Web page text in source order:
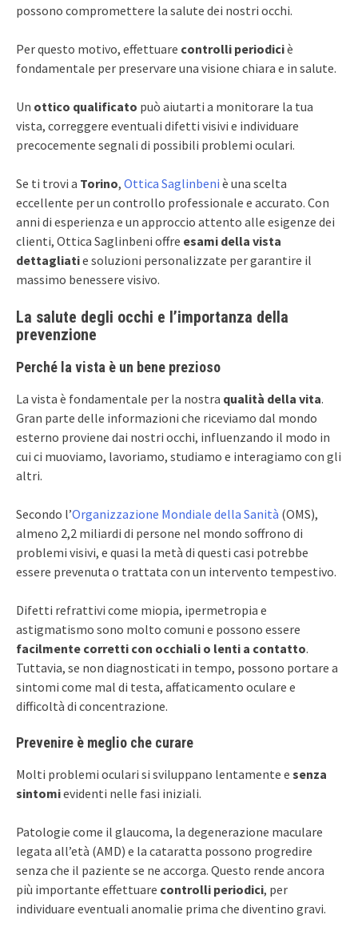
possono compromettere la salute dei nostri occhi.
Per questo motivo, effettuare controlli periodiciè
fondamentale per preservare una visione chiara e in salute.
Un ottico qualificato può aiutarti a monitorare la tua
vista, correggere eventuali difetti visivi e individuare
precocemente segnali di possibili problemi oculari.
Se ti trovi a Torino, Ottica Saglinbeni è una scelta
eccellente per un controllo professionale e accurato. Con
anni di esperienza e un approccio attento alle esigenze dei
clienti, Ottica Saglinbeni offre esami della vista
dettagliatie soluzioni personalizzate per garantire il
massimo benessere visivo.
La salute degli occhi e l’importanza della
prevenzione
Perché la vista è un bene prezioso
La vista è fondamentale per la nostra qualità della vita.
Gran parte delle informazioni che riceviamo dal mondo
esterno proviene dai nostri occhi, influenzando il modo in
cui ci muoviamo, lavoriamo, studiamo e interagiamo con gli
altri.
Secondo l’Organizzazione Mondiale della Sanità (OMS),
almeno 2,2 miliardi di persone nel mondo soffrono di
problemi visivi, e quasi la metà di questi casi potrebbe
essere prevenuta o trattata con un intervento tempestivo.
Difetti refrattivi come miopia, ipermetropia e
astigmatismo sono molto comuni e possono essere
facilmente corretti con occhiali o lenti a contatto.
Tuttavia, se non diagnosticati in tempo, possono portare a
sintomi come mal di testa, affaticamento oculare e
difficoltà di concentrazione.
Prevenire è meglio che curare
Molti problemi oculari si sviluppano lentamente e senza
sintomievidenti nelle fasi iniziali.
Patologie come il glaucoma, la degenerazione maculare
legata all’età (AMD) e la cataratta possono progredire
senza che il paziente se ne accorga. Questo rende ancora
più importante effettuare controlli periodici, per
individuare eventuali anomalie prima che diventino gravi.